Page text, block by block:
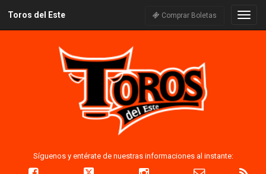
Toros del Este Comprar Boletas
Síguenos y entérate de nuestras informaciones al instante: